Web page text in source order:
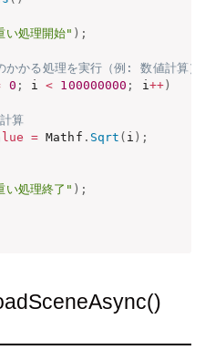
い処理開始" ) ;
かる処理を実行（例: 数値計算）
0 ; i < 100000000 ; i ++)
算
= Mathf . Sqrt ( i ) ;
い処理終了" ) ;